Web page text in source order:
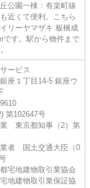
公園一棟：有楽町線
近くて便利。こちら
リーヤマザキ 板橋成
です。駅から物件まで
ービス
座１丁目14-5 銀座ウ
第102647号
東京都知事（2）第
者 国土交通大臣（0
都宅地建物取引業協会
宅地建物取引業保証協